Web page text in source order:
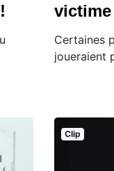
Certaines
joueraient
Clip